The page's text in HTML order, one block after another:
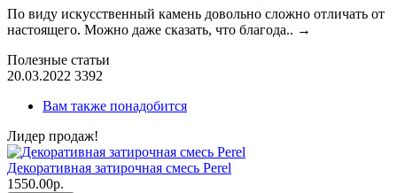
По виду искусственный камень довольно сложно отличать от
настоящего. Можно даже сказать, что благода.. →
Полезные статьи
20.03.2022 3392
Вам также понадобится
Лидер продаж!
Декоративная затирочная смесь Perel
1550.00р.